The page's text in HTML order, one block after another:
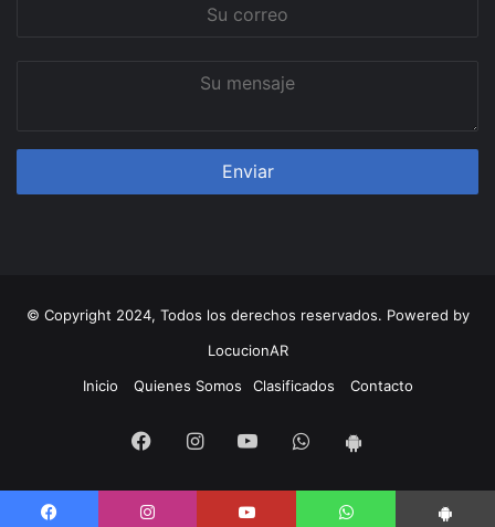
© Copyright 2024, Todos los derechos reservados. Powered by
LocucionAR
Inicio
Quienes Somos Clasificados Contacto
FacebookInstagramYoutubeWhatsapp
Android